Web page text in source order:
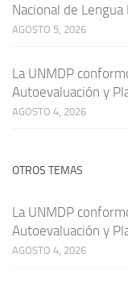
Nacional de Lengua
AGOSTO 5, 2026
La UNMDP
Autoevaluación y
AGOSTO 4, 2026
OTROS TEMAS
La UNMDP
Autoevaluación y
AGOSTO 4, 2026